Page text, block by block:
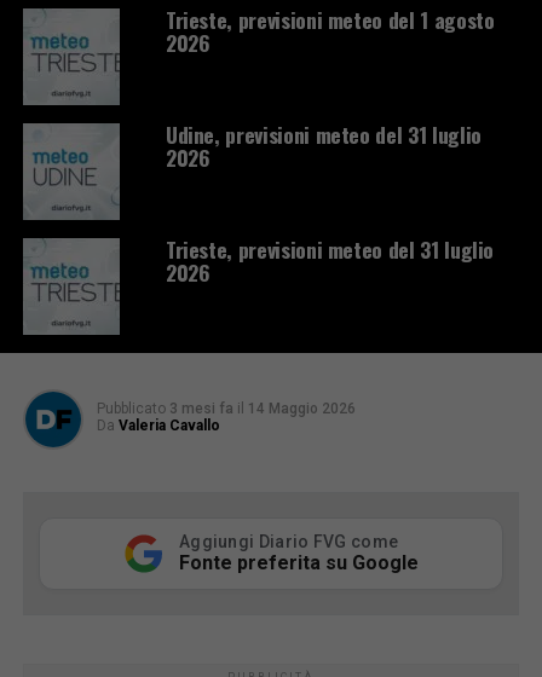
Trieste, previsioni meteo del 1 agosto
2026
Udine, previsioni meteo del 31 luglio
2026
Trieste, previsioni meteo del 31 luglio
2026
Pubblicato 3 mesi fa il 14 Maggio 2026
Da Valeria Cavallo
Aggiungi Diario FVG come
Fonte preferita su Google